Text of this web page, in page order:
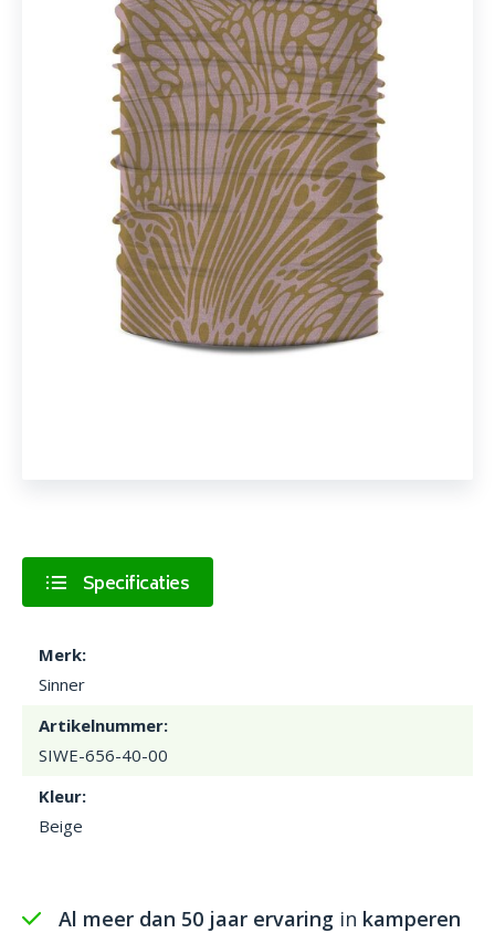
Specificaties
Merk:
Sinner
Artikelnummer:
SIWE-656-40-00
Kleur:
Beige
Al meer dan 50 jaar ervaring in kamperen